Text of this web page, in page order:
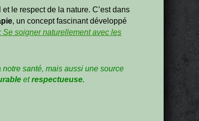
le respect de la nature. C’est dans
, un concept fascinant développé
Se soigner naturellement avec les
santé, mais aussi une source
etrespectueuse.